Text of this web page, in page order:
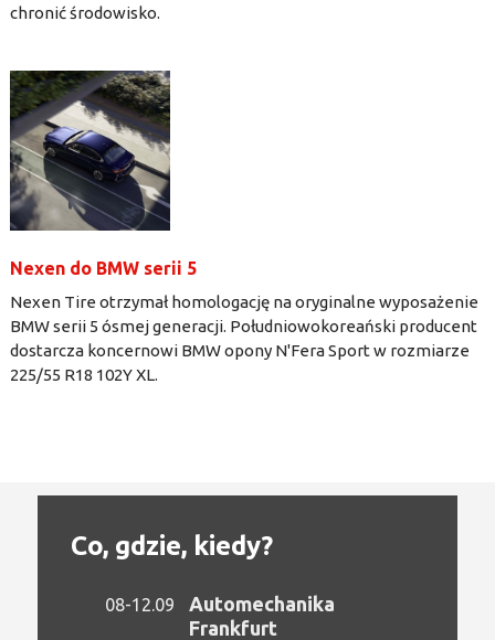
chronić środowisko.
Nexen do BMW serii 5
Nexen Tire otrzymał homologację na oryginalne wyposażenie
BMW serii 5 ósmej generacji. Południowokoreański producent
dostarcza koncernowi BMW opony N'Fera Sport w rozmiarze
225/55 R18 102Y XL.
Co, gdzie, kiedy?
08-12.09
Automechanika
Frankfurt